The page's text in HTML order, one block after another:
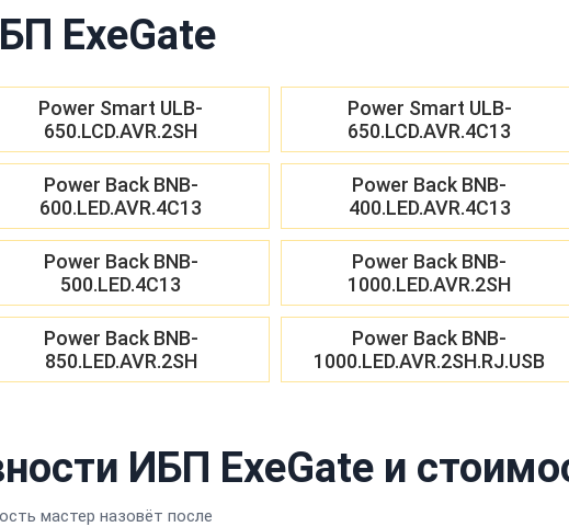
ExeGate
Power Smart ULB-
650.LCD.AVR.2SH
Power Smart ULB-
650.LCD.AVR.4C13
Power Back BNB-
600.LED.AVR.4C13
Power Back BNB-
400.LED.AVR.4C13
Power Back BNB-
500.LED.4C13
Power Back BNB-
1000.LED.AVR.2SH
Power Back BNB-
850.LED.AVR.2SH
Power Back BNB-
1000.LED.AVR.2SH.RJ.USB
ИБП ExeGate и
мастер назовёт после